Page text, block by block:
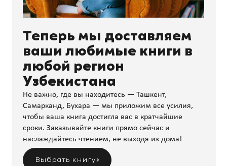
Теперь мы доставляем
ваши любимые книги в
любой регион
Узбекистана
Не важно, где вы находитесь — Ташкент,
Самарканд, Бухара — мы приложим все усилия,
чтобы ваша книга достигла вас в кратчайшие
сроки. Заказывайте книги прямо сейчас и
наслаждайтесь чтением, не выходя из дома!
Выбрать книгу